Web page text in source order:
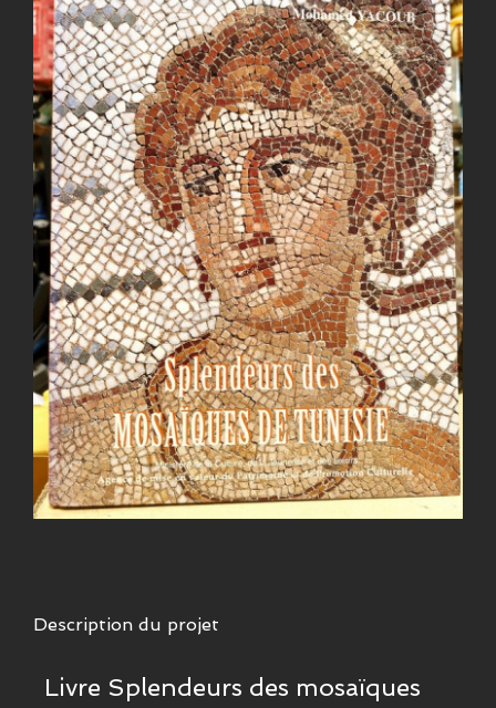
Description du projet
Livre Splendeurs des mosaïques